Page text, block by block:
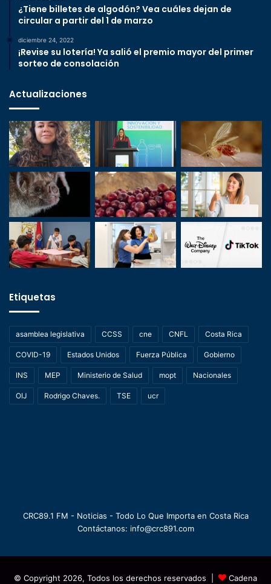
¿Tiene billetes de algodón? Vea cuáles dejan de
circular a partir del 1 de marzo
diciembre 24, 2022
¡Revise su lotería! Ya salió el premio mayor del primer
sorteo de consolación
Actualizaciones
Etiquetas
asamblea legislativa CCSS cne CNFL Costa Rica
COVID-19 Estados Unidos Fuerza Pública Gobierno
INS MEP Ministerio de Salud mopt Nacionales
OIJ Rodrigo Chaves. TSE ucr
CRC89.1 FM - Noticias - Todo Lo Que Importa en Costa Rica
Contáctanos: info@crc891.com
© Copyright 2026, Todos los derechos reservados | Cadena